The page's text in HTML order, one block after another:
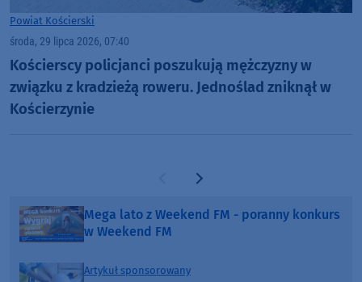
Powiat Kościerski
środa, 29 lipca 2026, 07:40
Kościerscy policjanci poszukują mężczyzny w
związku z kradzieżą roweru. Jednoślad zniknął w
Kościerzynie
Poprzednia strona
Następna strona
Mega lato z Weekend FM - poranny konkurs
w Weekend FM
Artykuł sponsorowany